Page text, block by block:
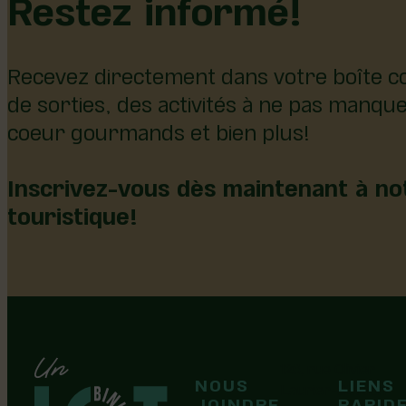
Recevez directement dans votre boîte
de sorties, des activités à ne pas
coeur gourmands et bien plus!
Inscrivez-vous dès maintenant à
touristique!
NOUS
Laurier-Station
LIENS